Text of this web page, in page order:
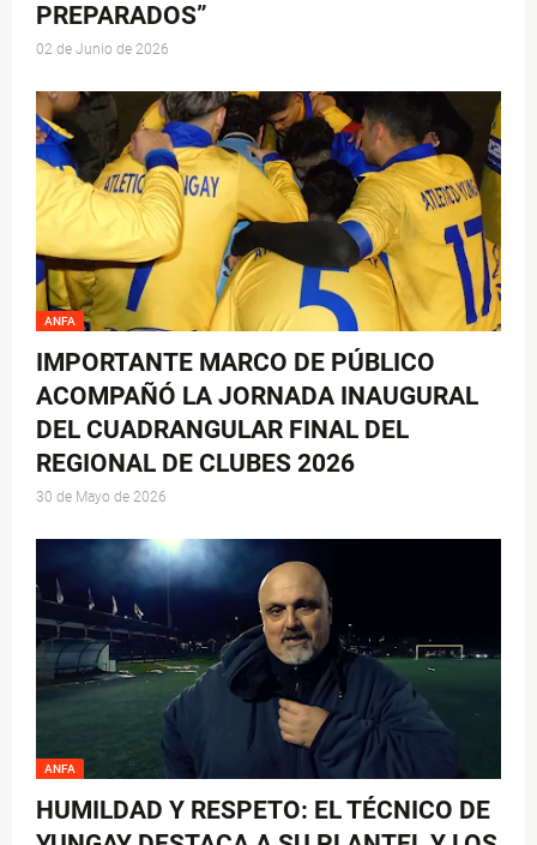
PREPARADOS”
02 de Junio de 2026
ANFA
IMPORTANTE MARCO DE PÚBLICO
ACOMPAÑÓ LA JORNADA INAUGURAL
DEL CUADRANGULAR FINAL DEL
REGIONAL DE CLUBES 2026
30 de Mayo de 2026
ANFA
HUMILDAD Y RESPETO: EL TÉCNICO DE